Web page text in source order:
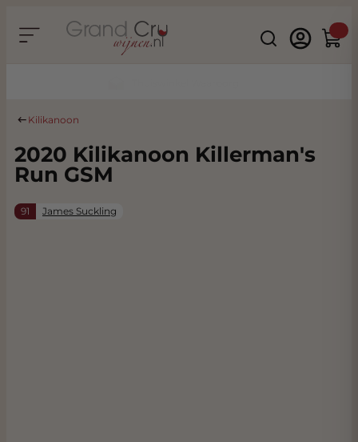
Search
Kilikanoon
2020 Kilikanoon Killerman's
Run GSM
91 James Suckling